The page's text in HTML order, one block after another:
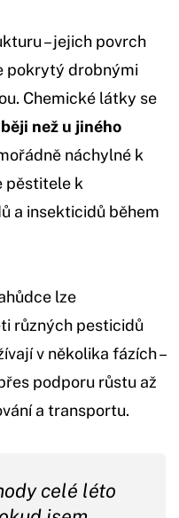
– jejich povrch
pokrytý drobnými
Chemické látky se
než u jiného
náchylné k
pěstitele k
a insekticidů během
lze
různých pesticidů
v několika fázích –
podporu růstu až
a transportu.
celé léto